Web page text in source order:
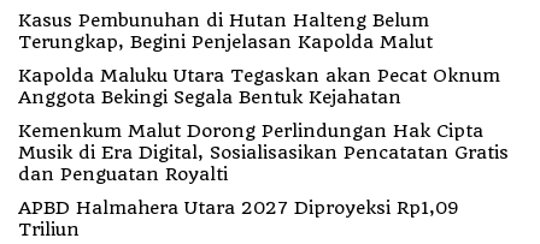
Kasus Pembunuhan di Hutan Halteng Belum
Terungkap, Begini Penjelasan Kapolda Malut
Kapolda Maluku Utara Tegaskan akan Pecat Oknum
Anggota Bekingi Segala Bentuk Kejahatan
Kemenkum Malut Dorong Perlindungan Hak Cipta
Musik di Era Digital, Sosialisasikan Pencatatan Gratis
dan Penguatan Royalti
APBD Halmahera Utara 2027 Diproyeksi Rp1,09
Triliun